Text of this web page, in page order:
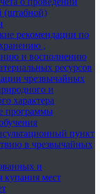
(штабной)
рекомендации по
,
и восполнению
ресурсов
чрезвычайных
и
характера
программы
пункт
в чрезвычайных
и
купания мест